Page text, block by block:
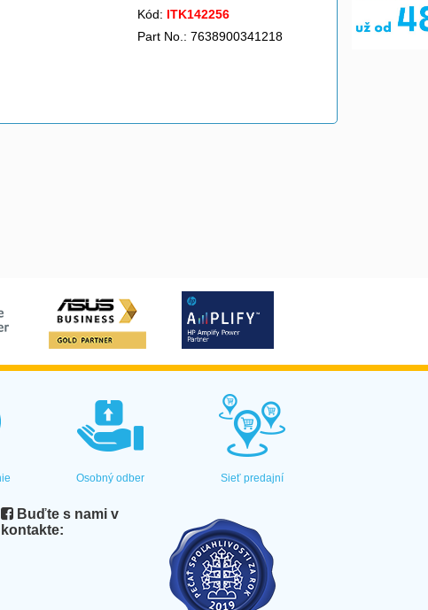
Kód: ITK142256
Part No.: 7638900341218
Osobný odber Sieť predajní
Buďte s nami v
kontakte: